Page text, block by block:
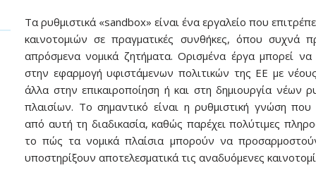
Τα ρυθμιστικά «sandbox» είναι ένα εργαλείο που
καινοτομιών σε πραγματικές συνθήκες, όπου συχνά
απρόσμενα νομικά ζητήματα. Ορισμένα έργα μπορεί να
στην εφαρμογή υφιστάμενων πολιτικών της ΕΕ με
άλλα στην επικαιροποίηση ή και στη δημιουργία νέων
πλαισίων. Το σημαντικό είναι η ρυθμιστική γνώση που
από αυτή τη διαδικασία, καθώς παρέχει πολύτιμες
το πώς τα νομικά πλαίσια μπορούν να
υποστηρίξουν αποτελεσματικά τις αναδυόμενες